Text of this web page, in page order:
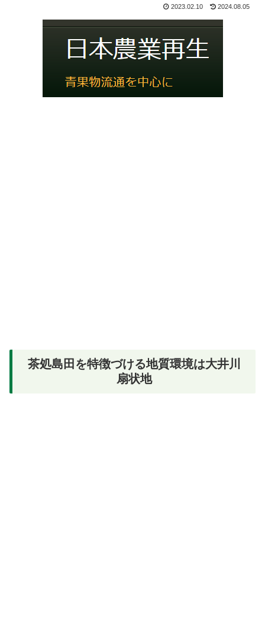
2023.02.10 2024.08.05
茶処島田を特徴づける地質環境は大井川
扇状地